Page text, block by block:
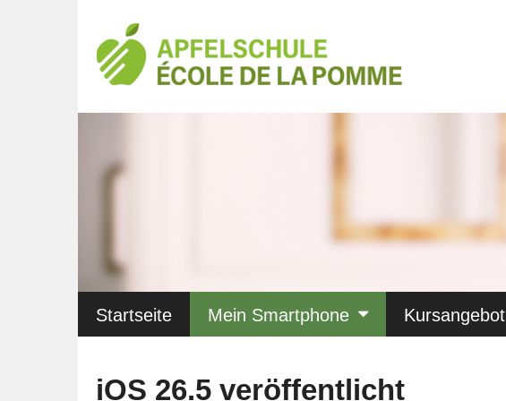
Startseite Mein Smartphone Kursangebot
iOS 26.5 veröffentlicht